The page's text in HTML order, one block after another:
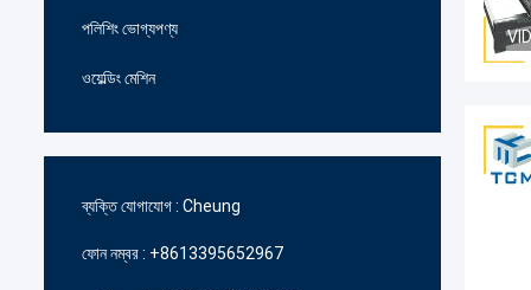
পলিশিং ভোগ্যপণ্য
ওয়েল্ডিং মেশিন
ব্যক্তি যোগাযোগ : Cheung
ফোন নম্বর : +8613395652967